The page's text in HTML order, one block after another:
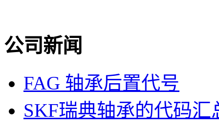
公司新闻
FAG 轴承后置代号
SKF瑞典轴承的代码汇